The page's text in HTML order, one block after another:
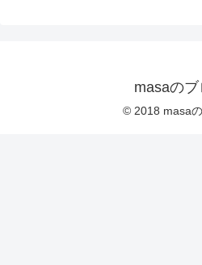
masaの
© 2018 masa